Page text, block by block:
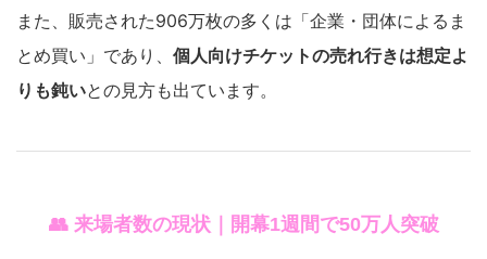
また、販売された906万枚の多くは「企業・団体によるま
とめ買い」であり、 個人向けチケットの売れ行きは想定よ
りも鈍いとの見方も出ています。
👥 来場者数の現状｜開幕1週間で50万人突破